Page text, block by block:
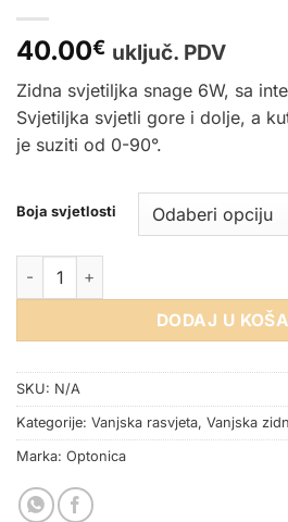
40.00€ uključ. PDV
Zidna svjetiljka snage 6W, sa
Svjetiljka svjetli gore i dolje, a
je suziti od 0-90°.
Boja svjetlosti
VANJSKA LED ZIDNA
DODAJ U
SKU: N/A
Kategorije: Vanjska rasvjeta, Vanjska
Marka: Optonica